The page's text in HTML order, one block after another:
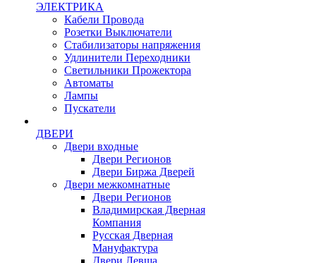
ЭЛЕКТРИКА
Кабели Провода
Розетки Выключатели
Стабилизаторы напряжения
Удлинители Переходники
Светильники Прожектора
Автоматы
Лампы
Пускатели
ДВЕРИ
Двери входные
Двери Регионов
Двери Биржа Дверей
Двери межкомнатные
Двери Регионов
Владимирская Дверная
Компания
Русская Дверная
Мануфактура
Двери Левша